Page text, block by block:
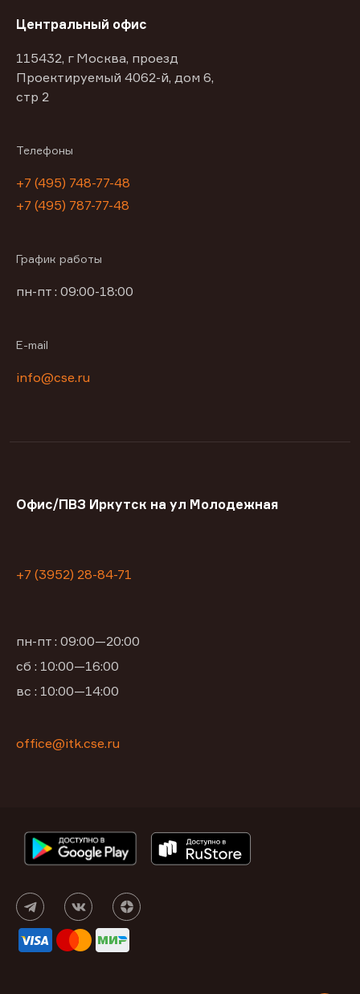
Центральный офис
115432, г Москва, проезд
Проектируемый 4062-й, дом 6,
стр 2
Телефоны
+7 (495) 748-77-48
+7 (495) 787-77-48
График работы
пн-пт : 09:00-18:00
E-mail
info@cse.ru
Офис/ПВЗ Иркутск на ул Молодежная
+7 (3952) 28-84-71
пн-пт : 09:00—20:00
сб : 10:00—16:00
вс : 10:00—14:00
office@itk.cse.ru